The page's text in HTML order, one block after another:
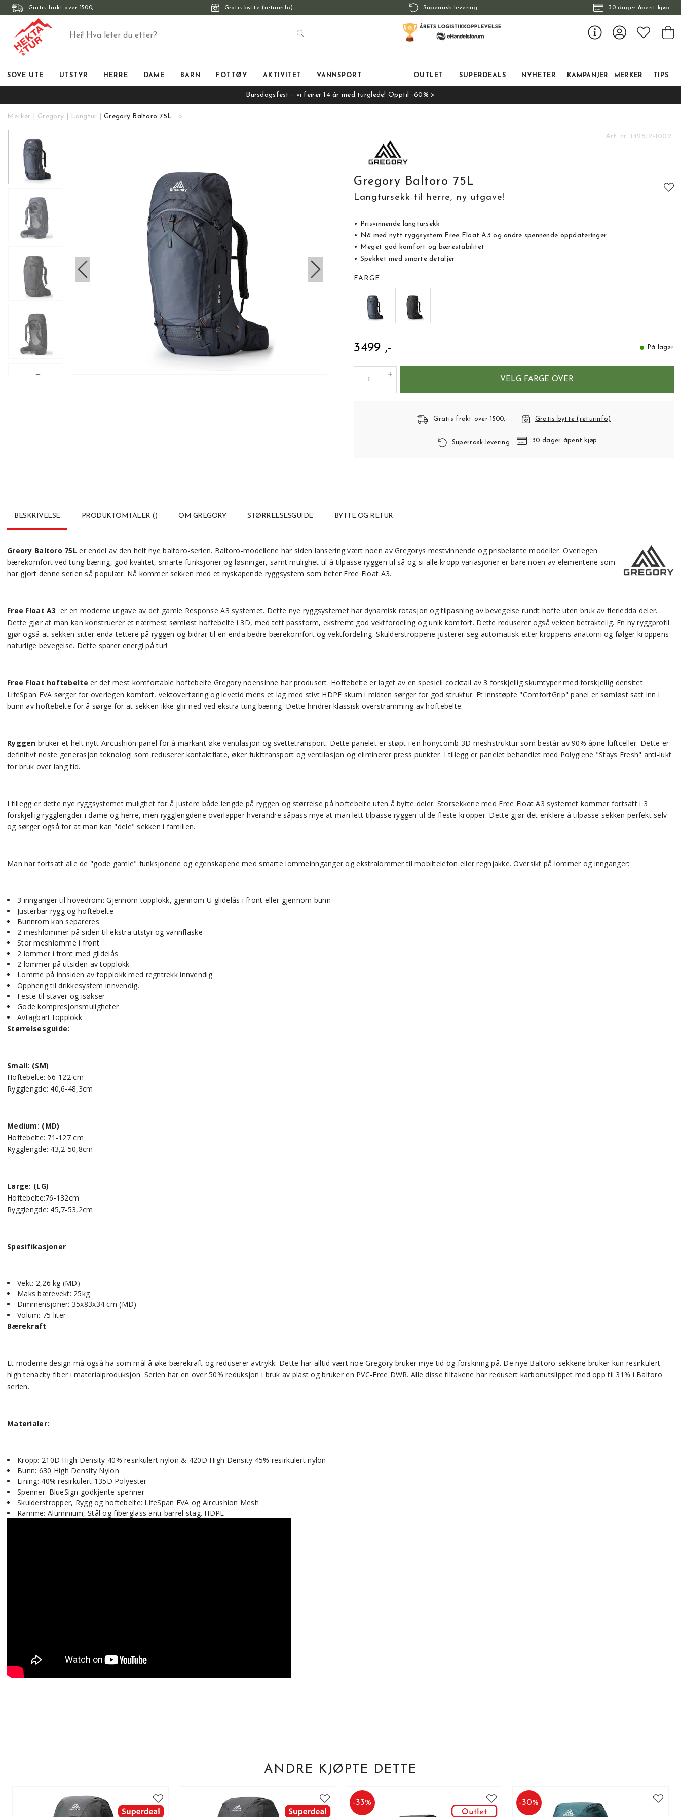
Gratis frakt over 1500,- Gratis bytte (returinfo) Superrask levering 30 dager åpent kjøp
SOVE UTE UTSTYR HERRE DAME BARN FOTTØY AKTIVITET VANNSPORT OUTLET SUPERDEALS NYHETER KAMPANJER MERKER TIPS
Bursdagsfest - vi feirer 14 år med turglede! Opptil -60% >
Merker Gregory Langtur Gregory Baltoro 75L
Art. nr. 142512-1002
Gregory Baltoro 75L
Langtursekk til herre, ny utgave!
• Prisvinnende langtursekk
• Nå med nytt ryggsystem Free Float A3 og andre spennende oppdateringer
• Meget god komfort og bærestabilitet
• Spekket med smarte detaljer
FARGE
3499 ,- På lager
VELG FARGE OVER
Gratis frakt over 1500,- Gratis bytte (returinfo)
Superrask levering 30 dager åpent kjøp
BESKRIVELSE PRODUKTOMTALER () OM GREGORY STØRRELSESGUIDE BYTTE OG RETUR
Greory Baltoro 75L er endel av den helt nye baltoro-serien. Baltoro-modellene har siden lansering vært noen av Gregorys mestvinnende og prisbelønte modeller. Overlegen
bærekomfort ved tung bæring, god kvalitet, smarte funksjoner og løsninger, samt mulighet til å tilpasse ryggen til så og si alle kropp variasjoner er bare noen av elementene som
har gjort denne serien så populær. Nå kommer sekken med et nyskapende ryggsystem som heter Free Float A3.
Free Float A3 er en moderne utgave av det gamle Response A3 systemet. Dette nye ryggsystemet har dynamisk rotasjon og tilpasning av bevegelse rundt hofte uten bruk av flerledda deler.
Dette gjør at man kan konstruerer et nærmest sømløst hoftebelte i 3D, med tett passform, ekstremt god vektfordeling og unik komfort. Dette reduserer også vekten betraktelig. En ny ryggprofil
gjør også at sekken sitter enda tettere på ryggen og bidrar til en enda bedre bærekomfort og vektfordeling. Skulderstroppene justerer seg automatisk etter kroppens anatomi og følger kroppens
naturlige bevegelse. Dette sparer energi på tur!
Free Float hoftebelte er det mest komfortable hoftebelte Gregory noensinne har produsert. Hoftebelte er laget av en spesiell cocktail av 3 forskjellig skumtyper med forskjellig densitet.
LifeSpan EVA sørger for overlegen komfort, vektoverføring og levetid mens et lag med stivt HDPE skum i midten sørger for god struktur. Et innstøpte "ComfortGrip" panel er sømløst satt inn i
bunn av hoftebelte for å sørge for at sekken ikke glir ned ved ekstra tung bæring. Dette hindrer klassisk overstramming av hoftebelte.
Ryggen bruker et helt nytt Aircushion panel for å markant øke ventilasjon og svettetransport. Dette panelet er støpt i en honycomb 3D meshstruktur som består av 90% åpne luftceller. Dette er
definitivt neste generasjon teknologi som reduserer kontaktflate, øker fukttransport og ventilasjon og eliminerer press punkter. I tillegg er panelet behandlet med Polygiene "Stays Fresh" anti-lukt
for bruk over lang tid.
I tillegg er dette nye ryggsystemet mulighet for å justere både lengde på ryggen og størrelse på hoftebelte uten å bytte deler. Storsekkene med Free Float A3 systemet kommer fortsatt i 3
forskjellig rygglengder i dame og herre, men rygglengdene overlapper hverandre såpass mye at man lett tilpasse ryggen til de fleste kropper. Dette gjør det enklere å tilpasse sekken perfekt selv
og sørger også for at man kan "dele" sekken i familien.
Man har fortsatt alle de "gode gamle" funksjonene og egenskapene med smarte lommeinnganger og ekstralommer til mobiltelefon eller regnjakke. Oversikt på lommer og innganger:
3 innganger til hovedrom: Gjennom topplokk, gjennom U-glidelås i front eller gjennom bunn
Justerbar rygg og hoftebelte
Bunnrom kan separeres
2 meshlommer på siden til ekstra utstyr og vannflaske
Stor meshlomme i front
2 lommer i front med glidelås
2 lommer på utsiden av topplokk
Lomme på innsiden av topplokk med regntrekk innvendig
Oppheng til drikkesystem innvendig.
Feste til staver og isøkser
Gode kompresjonsmuligheter
Avtagbart topplokk
Størrelsesguide:
Small: (SM)
Hoftebelte: 66-122 cm
Rygglengde: 40,6-48,3cm
Medium: (MD)
Hoftebelte: 71-127 cm
Rygglengde: 43,2-50,8cm
Large: (LG)
Hoftebelte:76-132cm
Rygglengde: 45,7-53,2cm
Spesifikasjoner
Vekt: 2,26 kg (MD)
Maks bærevekt: 25kg
Dimmensjoner: 35x83x34 cm (MD)
Volum: 75 liter
Bærekraft
Et moderne design må også ha som mål å øke bærekraft og reduserer avtrykk. Dette har alltid vært noe Gregory bruker mye tid og forskning på. De nye Baltoro-sekkene bruker kun resirkulert
high tenacity fiber i materialproduksjon. Serien har en over 50% reduksjon i bruk av plast og bruker en PVC-Free DWR. Alle disse tiltakene har redusert karbonutslippet med opp til 31% i Baltoro
serien.
Materialer:
Kropp: 210D High Density 40% resirkulert nylon & 420D High Density 45% resirkulert nylon
Bunn: 630 High Density Nylon
Lining: 40% resirkulert 135D Polyester
Spenner: BlueSign godkjente spenner
Skulderstropper, Rygg og hoftebelte: LifeSpan EVA og Aircushion Mesh
Ramme: Aluminium, Stål og fiberglass anti-barrel stag. HDPE
ANDRE KJØPTE DETTE
-33% -30%